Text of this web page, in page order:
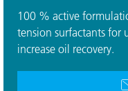
100 % active
tension surfactants for
increase oil recovery.